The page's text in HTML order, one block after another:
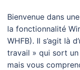
Bienvenue dans
la fonctionnalité
WHFB). Il s’agit là
travail » qui sort
mais vous